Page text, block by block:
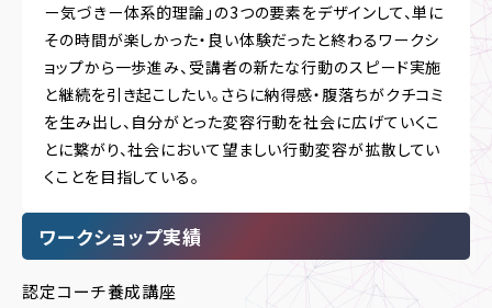
ー気づきー体系的理論」の3つの要素をデザインして、単に
その時間が楽しかった・良い体験だったと終わるワークシ
ョップから一歩進み、受講者の新たな行動のスピード実施
と継続を引き起こしたい。さらに納得感・腹落ちがクチコミ
を生み出し、自分がとった変容行動を社会に広げていくこ
とに繋がり、社会において望ましい行動変容が拡散してい
くことを目指している。
ワークショップ実績
認定コーチ養成講座